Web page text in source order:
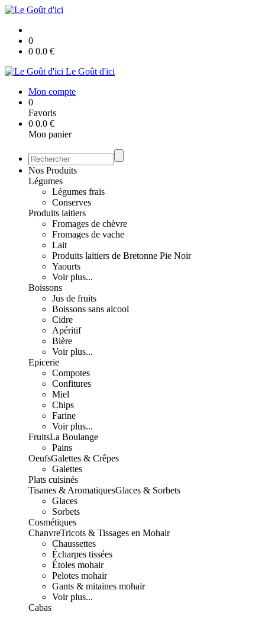
0
0 0.0 €
Le Goût d'ici
Mon compte
0
Favoris
0 0.0 €
Mon panier
Nos Produits
Légumes
Légumes frais
Conserves
Produits laitiers
Fromages de chèvre
Fromages de vache
Lait
Produits laitiers de Bretonne Pie Noir
Yaourts
Voir plus...
Boissons
Jus de fruits
Boissons sans alcool
Cidre
Apéritif
Bière
Voir plus...
Epicerie
Compotes
Confitures
Miel
Chips
Farine
Voir plus...
FruitsLa Boulange
Pains
OeufsGalettes & Crêpes
Galettes
Plats cuisinés
Tisanes & AromatiquesGlaces & Sorbets
Glaces
Sorbets
Cosmétiques
ChanvreTricots & Tissages en Mohair
Chaussettes
Écharpes tissées
Étoles mohair
Pelotes mohair
Gants & mitaines mohair
Voir plus...
Cabas